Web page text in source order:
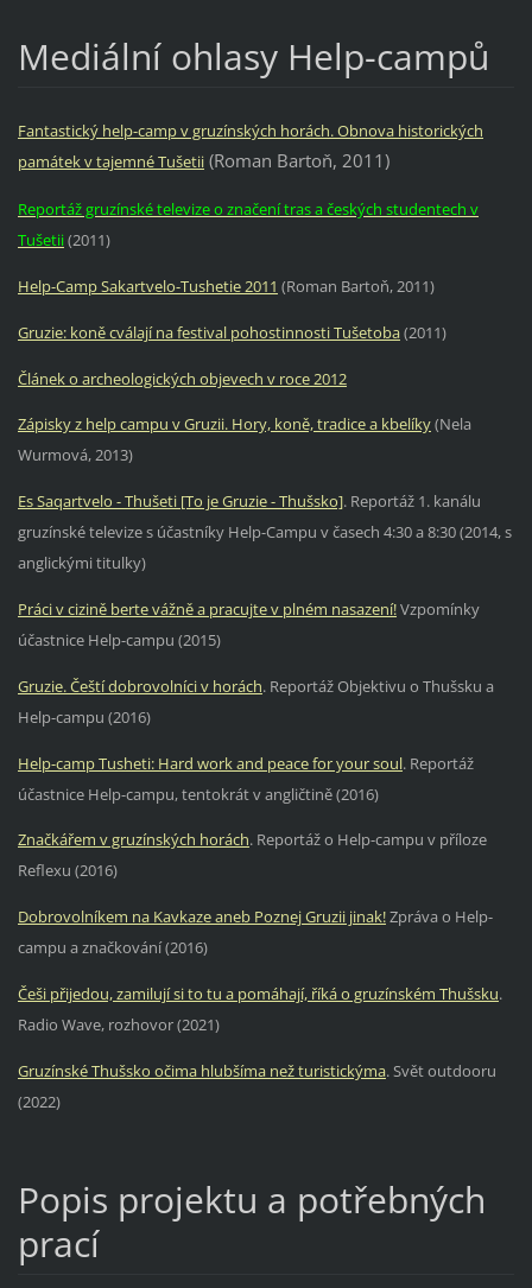
Mediální ohlasy Help-campů
Fantastický help-camp v gruzínských horách. Obnova historických
památek v tajemné Tušetii(Roman Bartoň, 2011)
Reportáž gruzínské televize o značení tras a českých studentech v
Tušetii(2011)
Help-Camp Sakartvelo-Tushetie 2011 (Roman Bartoň, 2011)
Gruzie: koně cválají na festival pohostinnosti Tušetoba(2011)
Článek o archeologických objevech v roce 2012
Zápisky z help campu v Gruzii. Hory, koně, tradice a kbelíky(Nela
Wurmová, 2013)
Es Saqartvelo - Thušeti [To je Gruzie - Thušsko]. Reportáž 1. kanálu
gruzínské televize s účastníky Help-Campu v časech 4:30 a 8:30 (2014, s
anglickými titulky)
Práci v cizině berte vážně a pracujte v plném nasazení!Vzpomínky
účastnice Help-campu (2015)
Gruzie. Čeští dobrovolníci v horách. Reportáž Objektivu o Thušsku a
Help-campu (2016)
Help-camp Tusheti: Hard work and peace for your soul. Reportáž
účastnice Help-campu, tentokrát v angličtině (2016)
Značkářem v gruzínských horách. Reportáž o Help-campu v příloze
Reflexu (2016)
Dobrovolníkem na Kavkaze aneb Poznej Gruzii jinak!Zpráva o Help-
campu a značkování (2016)
Češi přijedou, zamilují si to tu a pomáhají, říká o gruzínském Thušsku.
Radio Wave, rozhovor (2021)
Gruzínské Thušsko očima hlubšíma než turistickýma. Svět outdooru
(2022)
Popis projektu a potřebných
prací